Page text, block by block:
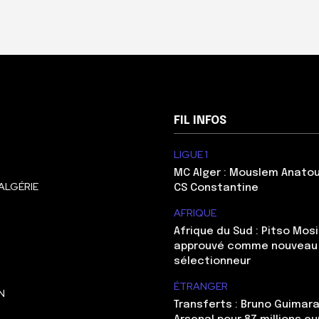
FIL INFOS
LIGUE 1
MC Alger : Mouslem
CS Constantine
AFRIQUE
Afrique du Sud : Pitso
approuvé comme nouveau
sélectionneur
ÉTRANGER
Transferts : Bruno